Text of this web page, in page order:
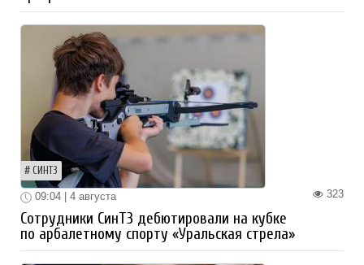
СИНТЗ
323
09:04 | 4 августа
Сотрудники СинТЗ дебютировали на кубке
по арбалетному спорту «Уральская стрела»